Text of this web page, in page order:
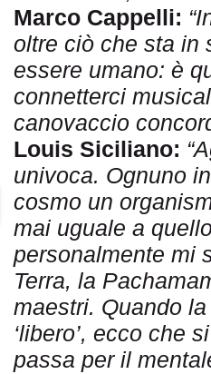
Marco Cappelli:
oltre ciò che sta in
essere umano: è
connetterci
canovaccio
Louis Siciliano:
univoca. Ognuno
cosmo un
mai uguale a
personalmente mi
Terra, la
maestri. Quando
‘libero’, ecco che
passa per il